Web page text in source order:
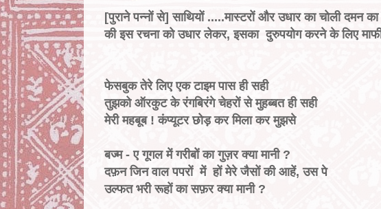
[पुराने पन्नों से] साथियों .....मास्टरों और उधार का चोली
की इस रचना को उधार लेकर, इसका दुरुपयोग करने के लिए
फेसबुक तेरे लिए एक टाइम पास ही सही
तुझको ऑरकुट के रंगबिरंगे चेहरों से मुहब्बत ही सही
मेरी महबूब ! कंप्यूटर छोड़ कर मिला कर मुझसे
बज्म - ए गूगल में गरीबों का गुज़र क्या मानी ?
दफ़न जिन वाल पपरों में हों मेरे जैसों की आहें, उस पे
उल्फत भरी रूहों का सफ़र क्या मानी ?